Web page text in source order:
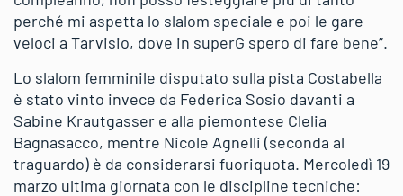
perché mi aspetta lo slalom speciale e poi le gare
veloci a Tarvisio, dove in superG spero di fare bene”.
Lo slalom femminile disputato sulla pista Costabella
è stato vinto invece da Federica Sosio davanti a
Sabine Krautgasser e alla piemontese Clelia
Bagnasacco, mentre Nicole Agnelli (seconda al
traguardo) è da considerarsi fuoriquota. Mercoledì 19
marzo ultima giornata con le discipline tecniche: